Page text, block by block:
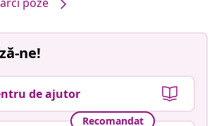
ne!
de ajutor
Recomandat